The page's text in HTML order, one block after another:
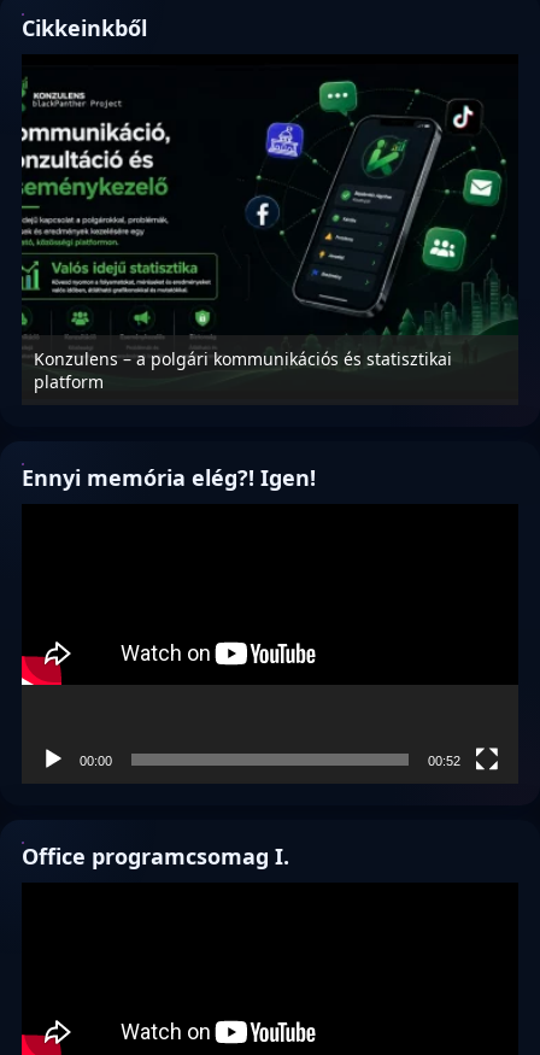
Cikkeinkből
Konzulens – a polgári kommunikációs és statisztikai
platform
Ennyi memória elég?! Igen!
00:00 00:52
Office programcsomag I.